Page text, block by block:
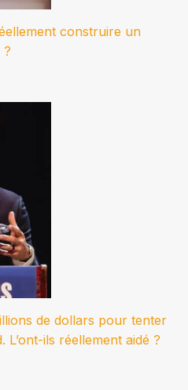
construire un
?
de dollars pour tenter
L’ont-ils réellement aidé ?